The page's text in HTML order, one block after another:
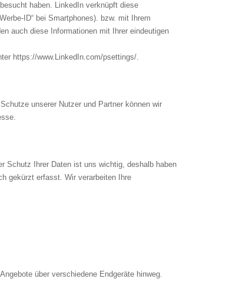
haben. LinkedIn verknüpft diese
ID“ bei Smartphones). bzw. mit Ihrem
auch diese Informationen mit Ihrer eindeutigen
https://www.LinkedIn.com/psettings/.
unserer Nutzer und Partner können wir
Schutz Ihrer Daten ist uns wichtig, deshalb haben
gekürzt erfasst. Wir verarbeiten Ihre
über verschiedene Endgeräte hinweg.